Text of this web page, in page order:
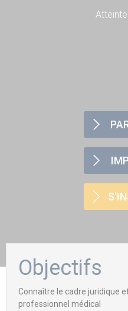
Objectifs
Connaître le cadre juridique
professionnel médical